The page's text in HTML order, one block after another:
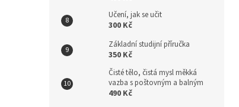
Učení, jak se učit
300 Kč
Základní studijní příručka
350 Kč
Čisté tělo, čistá mysl měkká
vazba s poštovným a balným
490 Kč